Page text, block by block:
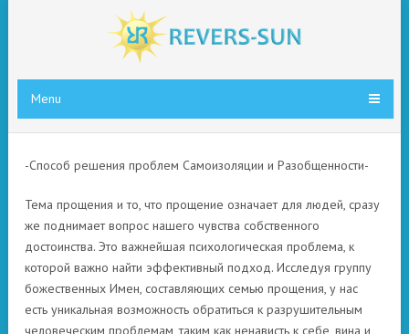
Menu
-Способ решения проблем Самоизоляции и Разобщенности-
Тема прощения и то, что прощение означает для людей, сразу
же поднимает вопрос нашего чувства собственного
достоинства. Это важнейшая психологическая проблема, к
которой важно найти эффективный подход. Исследуя группу
божественных Имен, составляющих семью прощения, у нас
есть уникальная возможность обратиться к разрушительным
человеческим проблемам, таким как ненависть к себе, вина и